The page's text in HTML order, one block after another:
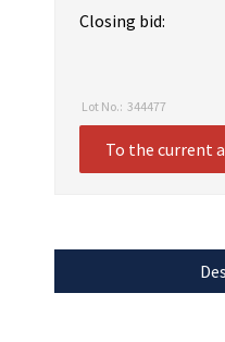
Closing bid:
Lot No.: 344477
To the current